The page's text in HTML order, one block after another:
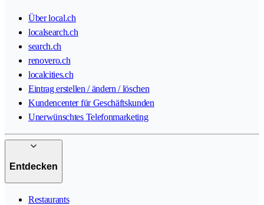
Über local.ch
localsearch.ch
search.ch
renovero.ch
localcities.ch
Eintrag erstellen / ändern / löschen
Kundencenter für Geschäftskunden
Unerwünschtes Telefonmarketing
Entdecken
Restaurants